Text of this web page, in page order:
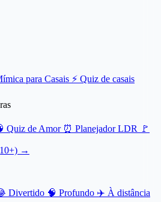
para Casais ⚡ Quiz de casais
Quiz de Amor ⏰ Planejador LDR
🚩
→
Divertido 🧠 Profundo ✈️ À distância